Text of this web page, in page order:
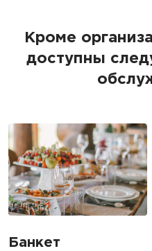
Кроме
доступны
Банкет